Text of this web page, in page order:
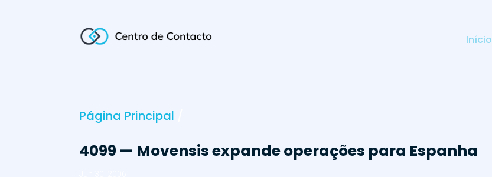
Início
Página Principal
4099 — Movensis expande operações para Espanha